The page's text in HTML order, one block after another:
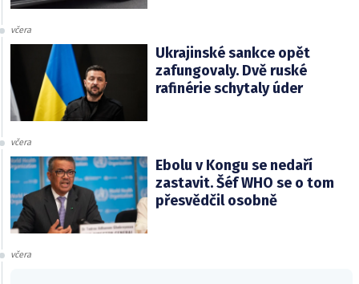
včera
Ukrajinské sankce opět
zafungovaly. Dvě ruské
rafinérie schytaly úder
včera
Ebolu v Kongu se nedaří
zastavit. Šéf WHO se o tom
přesvědčil osobně
včera